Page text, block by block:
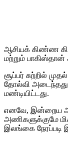
ஆசியக் கிண்ண
மற்றும்
சூப்பர் சுற்றில்
தோல்வி
மண்டியிட்டது.
எனவே, இன்றைய
அணிகளுக்குமே
இலங்கை நேரப்படி